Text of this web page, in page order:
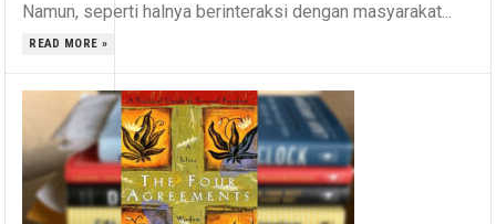
Namun, seperti halnya berinteraksi dengan masyarakat...
READ MORE »